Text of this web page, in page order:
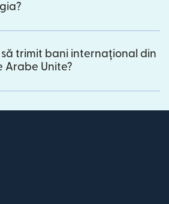
trimit bani internațional din
Arabe Unite?